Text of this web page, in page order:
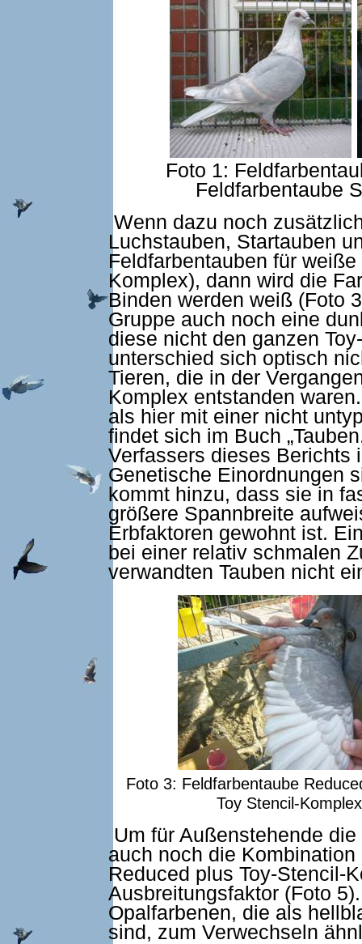
Foto 1:
Feldfarbentaube
Wenn dazu noch
Luchstauben, Startauben
Feldfarbentauben für
Komplex), dann wird die
Binden werden weiß (Foto
Gruppe auch noch eine
diese nicht den ganzen
unterschied sich optisch
Tieren, die in der
Komplex entstanden
als hier mit einer nicht
findet sich im Buch
Verfassers dieses Berichts
Genetische Einordnungen
kommt hinzu, dass sie in
größere Spannbreite
Erbfaktoren gewohnt ist.
bei einer relativ schmalen
verwandten Tauben nicht
Foto 3: Feldfarbentaube
Toy Stencil-
Um für Außenstehende
auch noch die
Reduced plus Toy-Stencil-
Ausbreitungsfaktor (Foto
Opalfarbenen, die als
sind, zum Verwechseln